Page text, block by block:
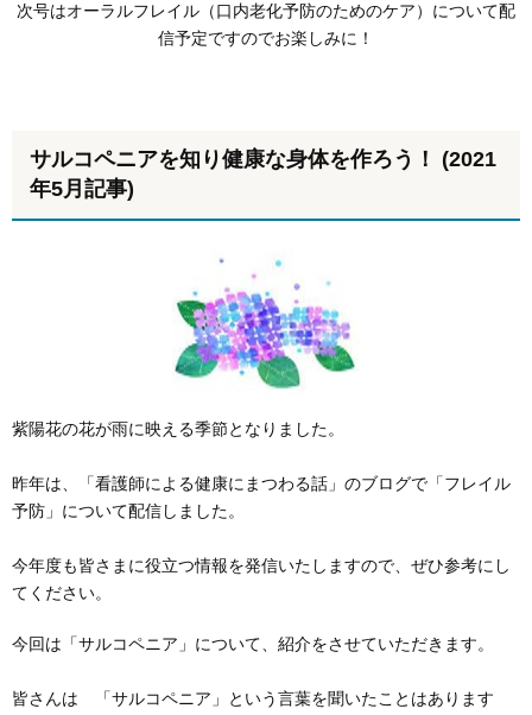
次号はオーラルフレイル（口内老化予防のためのケア）について配
信予定ですのでお楽しみに！
サルコペニアを知り健康な身体を作ろう！ (2021
年5月記事)
紫陽花の花が雨に映える季節となりました。
昨年は、「看護師による健康にまつわる話」のブログで「フレイル
予防」について配信しました。
今年度も皆さまに役立つ情報を発信いたしますので、ぜひ参考にし
てください。
今回は「サルコペニア」について、紹介をさせていただきます。
皆さんは 「サルコペニア」という言葉を聞いたことはあります